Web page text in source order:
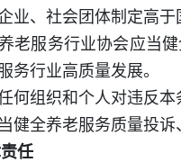
业、社会团体制定高
老服务行业协会应当
务行业高质量发展。
何组织和个人对违反
健全养老服务质量投
任